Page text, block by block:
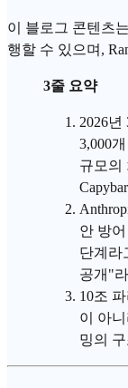
이 블로그 콘텐츠
행할 수 있으며,
3줄 요약
2026년
3,000
규모의
안 방
단계라
공개"
10조
이 아
밍의